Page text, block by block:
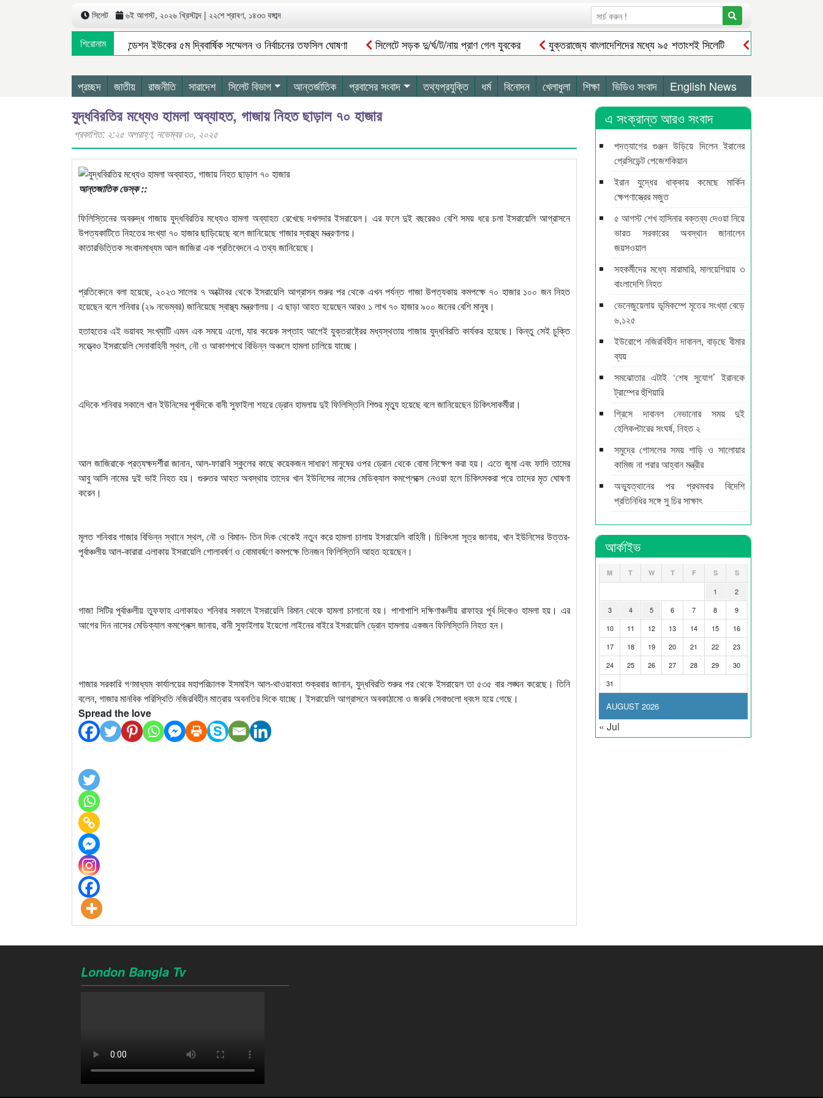
সিলেট ৬ই আগস্ট, ২০২৬ খ্রিস্টাব্দ | ২২শে শ্রাবণ, ১৪৩৩ বঙ্গাব্দ
শিরোনাম
বুরুঙ্গা ইউনিয়ন ফাউন্ডেশন ইউকের ৫ম দ্বিবার্ষিক সম্মেলন ও নির্বাচনের তফসিল ঘোষণা সিলেটে সড়ক দু/র্ঘ/ট/নায় প্রাণ গেল যুবকের যুক্তরাজ্যে বাংলাদেশিদের মধ্যে ৯৫ শতাংশই সিলেটি
বাংলাদেশে এসে মার্কিন দূতের ভারতের রাষ্ট্রদূতের সঙ্গে বৈঠক কাম্য নয় বললেন বিরোধীদলীয় নেতা
সিলেট-ঢাকা মহাসড়কের ৬ লেন কাজে থাকছে না কোনো বাঁধা সিলেটে নাসীরুদ্দীন পাটোয়ারীর উপর হা/ম/লা
প্রচ্ছদ জাতীয় রাজনীতি সারাদেশ সিলেট বিভাগ আন্তর্জাতিক প্রবাসের সংবাদ তথ্যপ্রযুক্তি ধর্ম বিনোদন খেলাধুলা শিক্ষা ভিডিও সংবাদ English News
যুদ্ধবিরতির মধ্যেও হামলা অব্যাহত, গাজায় নিহত ছাড়াল ৭০ হাজার
প্রকাশিত: ২:২৫ অপরাহ্ণ, নভেম্বর ৩০, ২০২৫
আন্তজাতিক ডেস্ক ::
ফিলিস্তিনের অবরুদ্ধ গাজায় যুদ্ধবিরতির মধ্যেও হামলা অব্যাহত রেখেছে দখলদার ইসরায়েল। এর ফলে দুই বছরেরও বেশি সময় ধরে চলা ইসরায়েলি আগ্রাসনে
উপত্যকাটিতে নিহতের সংখ্যা ৭০ হাজার ছাড়িয়েছে বলে জানিয়েছে গাজার স্বাস্থ্য মন্ত্রণালয়।
কাতারভিত্তিক সংবাদমাধ্যম আল জাজিরা এক প্রতিবেদনে এ তথ্য জানিয়েছে।
প্রতিবেদনে বলা হয়েছে, ২০২৩ সালের ৭ অক্টোবর থেকে ইসরায়েলি আগ্রাসন শুরুর পর থেকে এখন পর্যন্ত গাজা উপত্যকায় কমপক্ষে ৭০ হাজার ১০০ জন নিহত
হয়েছেন বলে শনিবার (২৯ নভেম্বর) জানিয়েছে স্বাস্থ্য মন্ত্রণালয়। এ ছাড়া আহত হয়েছেন আরও ১ লাখ ৭০ হাজার ৯০০ জনের বেশি মানুষ।
হতাহতের এই ভয়াবহ সংখ্যাটি এমন এক সময়ে এলো, যার কয়েক সপ্তাহ আগেই যুক্তরাষ্ট্রের মধ্যস্থতায় গাজায় যুদ্ধবিরতি কার্যকর হয়েছে। কিন্তু সেই চুক্তি
সত্ত্বেও ইসরায়েলি সেনাবাহিনী স্থল, নৌ ও আকাশপথে বিভিন্ন অঞ্চলে হামলা চালিয়ে যাচ্ছে।
এদিকে শনিবার সকালে খান ইউনিসের পূর্বদিকে বানী সুফাইলা শহরে ড্রোন হামলায় দুই ফিলিস্তিনি শিশুর মৃত্যু হয়েছে বলে জানিয়েছেন চিকিৎসাকর্মীরা।
আল জাজিরাকে প্রত্যক্ষদর্শীরা জানান, আল-ফারাবি স্কুলের কাছে কয়েকজন সাধারণ মানুষের ওপর ড্রোন থেকে বোমা নিক্ষেপ করা হয়। এতে জুমা এবং ফাদি তামের
আবু আসি নামের দুই ভাই নিহত হয়। গুরুতর আহত অবস্থায় তাদের খান ইউনিসের নাসের মেডিক্যাল কমপ্লেক্সে নেওয়া হলে চিকিৎসকরা পরে তাদের মৃত ঘোষণা
করেন।
মূলত শনিবার গাজার বিভিন্ন স্থানে স্থল, নৌ ও বিমান- তিন দিক থেকেই নতুন করে হামলা চালায় ইসরায়েলি বাহিনী। চিকিৎসা সূত্র জানায়, খান ইউনিসের উত্তর-
পূর্বাঞ্চলীয় আল-কারারা এলাকায় ইসরায়েলি গোলাবর্ষণ ও বোমাবর্ষণে কমপক্ষে তিনজন ফিলিস্তিনি আহত হয়েছেন।
গাজা সিটির পূর্বাঞ্চলীয় তুফফাহ এলাকায়ও শনিবার সকালে ইসরায়েলি বিমান থেকে হামলা চালানো হয়। পাশাপাশি দক্ষিণাঞ্চলীয় রাফাহর পূর্ব দিকেও হামলা হয়। এর
আগের দিন নাসের মেডিক্যাল কমপ্লেক্স জানায়, বানী সুফাইলায় ইয়েলো লাইনের বাইরে ইসরায়েলি ড্রোন হামলায় একজন ফিলিস্তিনি নিহত হন।
গাজার সরকারি গণমাধ্যম কার্যালয়ের মহাপরিচালক ইসমাইল আল-থাওয়াবতা শুক্রবার জানান, যুদ্ধবিরতি শুরুর পর থেকে ইসরায়েল তা ৫৩৫ বার লঙ্ঘন করেছে। তিনি
বলেন, গাজার মানবিক পরিস্থিতি নজিরবিহীন মাত্রায় অবনতির দিকে যাচ্ছে। ইসরায়েলি আগ্রাসনে অবকাঠামো ও জরুরি সেবাগুলো ধ্বংস হয়ে গেছে।
Spread the love
এ সংক্রান্ত আরও সংবাদ
পদত্যাগের গুঞ্জন উড়িয়ে দিলেন ইরানের
প্রেসিডেন্ট পেজেশকিয়ান
ইরান যুদ্ধের ধাক্কায় কমেছে মার্কিন
ক্ষেপণাস্ত্রের মজুত
৫ আগস্ট শেখ হাসিনার বক্তব্য দেওয়া নিয়ে
ভারত সরকারের অবস্থান জানালেন
জয়সওয়াল
সহকর্মীদের মধ্যে মারামারি, মালয়েশিয়ায় ৩
বাংলাদেশি নিহত
ভেনেজুয়েলায় ভূমিকম্পে মৃতের সংখ্যা বেড়ে
৬,১২৫
ইউরোপে নজিরবিহীন দাবানল, বাড়ছে বীমার
ব্যয়
সমঝোতার এটাই ‘শেষ সুযোগ’ ইরানকে
ট্রাম্পের হুঁশিয়ারি
গ্রিসে দাবানল নেভানোর সময় দুই
হেলিকপ্টারের সংঘর্ষ, নিহত ২
সমুদ্রে গোসলের সময় শাড়ি ও সালোয়ার
কামিজ না পরার আহ্বান মন্ত্রীর
অভ্যুত্থানের পর প্রথমবার বিদেশি
প্রতিনিধির সঙ্গে সু চির সাক্ষাৎ
আর্কাইভ
AUGUST 2026
M T W T F S S
1
2
3
4 5 6 7 8
9
10
11 12 13 14 15
16
17
18 19 20 21 22
23
24
25 26 27 28 29
30
31
« Jul
London Bangla Tv